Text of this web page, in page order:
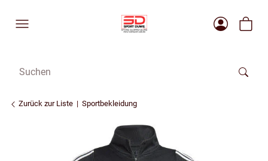
Zurück zur Liste Sportbekleidung